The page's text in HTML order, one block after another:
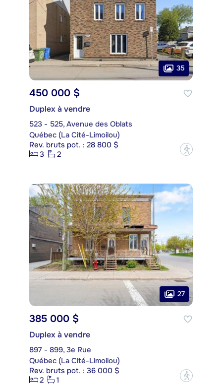
35
450 000 $
Duplex à vendre
523 - 525, Avenue des Oblats
Québec (La Cité-Limoilou)
Rev. bruts pot. : 28 800 $
3
2 ?
27
385 000 $
Duplex à vendre
897 - 899, 3e Rue
Québec (La Cité-Limoilou)
Rev. bruts pot. : 36 000 $
2
1 ?